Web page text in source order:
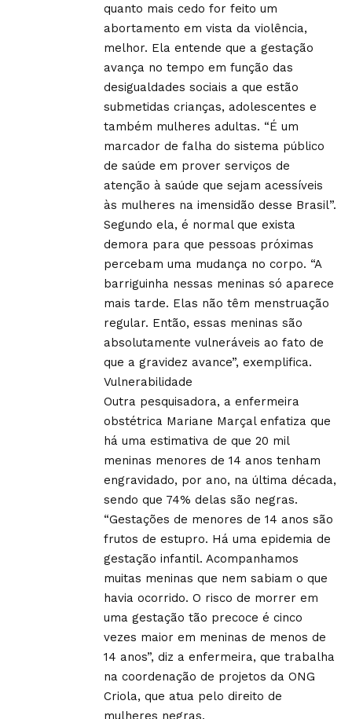
quanto mais cedo for feito um
abortamento em vista da violência,
melhor. Ela entende que a gestação
avança no tempo em função das
desigualdades sociais a que estão
submetidas crianças, adolescentes e
também mulheres adultas. “É um
marcador de falha do sistema público
de saúde em prover serviços de
atenção à saúde que sejam acessíveis
às mulheres na imensidão desse Brasil”.
Segundo ela, é normal que exista
demora para que pessoas próximas
percebam uma mudança no corpo. “A
barriguinha nessas meninas só aparece
mais tarde. Elas não têm menstruação
regular. Então, essas meninas são
absolutamente vulneráveis ao fato de
que a gravidez avance”, exemplifica.
Vulnerabilidade
Outra pesquisadora, a enfermeira
obstétrica Mariane Marçal enfatiza que
há uma estimativa de que 20 mil
meninas menores de 14 anos tenham
engravidado, por ano, na última década,
sendo que 74% delas são negras.
“Gestações de menores de 14 anos são
frutos de estupro. Há uma epidemia de
gestação infantil. Acompanhamos
muitas meninas que nem sabiam o que
havia ocorrido. O risco de morrer em
uma gestação tão precoce é cinco
vezes maior em meninas de menos de
14 anos”, diz a enfermeira, que trabalha
na coordenação de projetos da ONG
Criola, que atua pelo direito de
mulheres negras.